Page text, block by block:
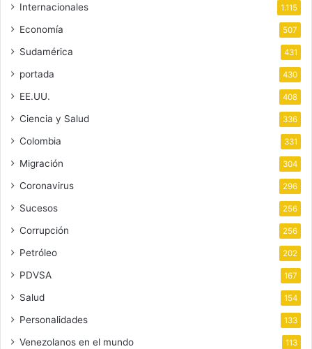
Internacionales 1.115
Economía 507
Sudamérica 431
portada 430
EE.UU. 408
Ciencia y Salud 336
Colombia 331
Migración 304
Coronavirus 296
Sucesos 256
Corrupción 256
Petróleo 202
PDVSA 167
Salud 154
Personalidades 133
Venezolanos en el mundo 113